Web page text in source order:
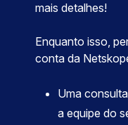
mais detalhes!
Enquanto isso,
conta da
Uma
a equipe do